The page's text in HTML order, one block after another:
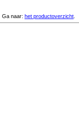
Ga naar: het productoverzicht